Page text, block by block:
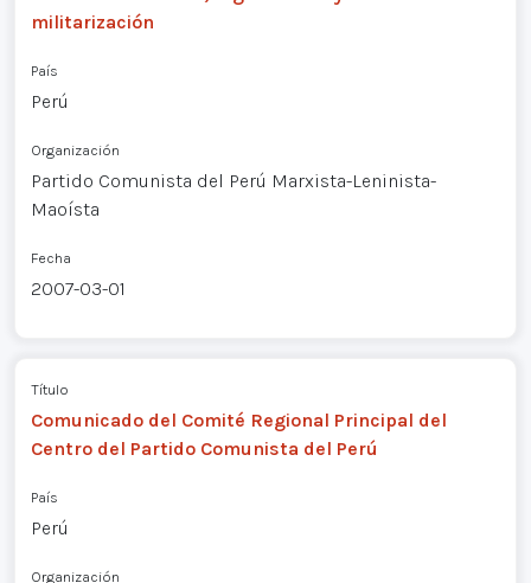
militarización
País
Perú
Organización
Partido Comunista del Perú Marxista-Leninista-
Maoísta
Fecha
2007-03-01
Título
Comunicado del Comité Regional Principal del
Centro del Partido Comunista del Perú
País
Perú
Organización